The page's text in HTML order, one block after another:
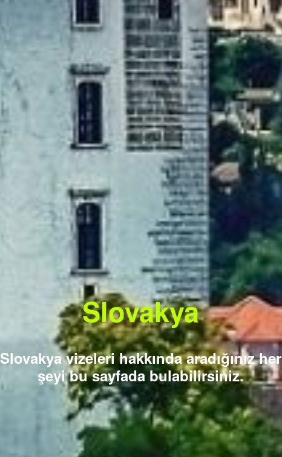
Slovakya
Slovakya vizeleri hakkında aradığınız her
şeyi bu sayfada bulabilirsiniz.